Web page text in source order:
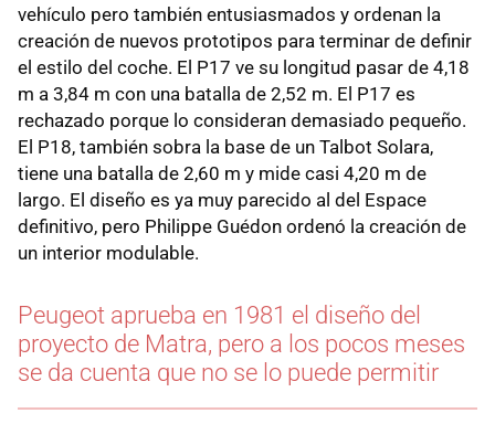
vehículo pero también entusiasmados y ordenan la
creación de nuevos prototipos para terminar de definir
el estilo del coche. El P17 ve su longitud pasar de 4,18
m a 3,84 m con una batalla de 2,52 m. El P17 es
rechazado porque lo consideran demasiado pequeño.
El P18, también sobra la base de un Talbot Solara,
tiene una batalla de 2,60 m y mide casi 4,20 m de
largo. El diseño es ya muy parecido al del Espace
definitivo, pero Philippe Guédon ordenó la creación de
un interior modulable.
Peugeot aprueba en 1981 el diseño del
proyecto de Matra, pero a los pocos meses
se da cuenta que no se lo puede permitir